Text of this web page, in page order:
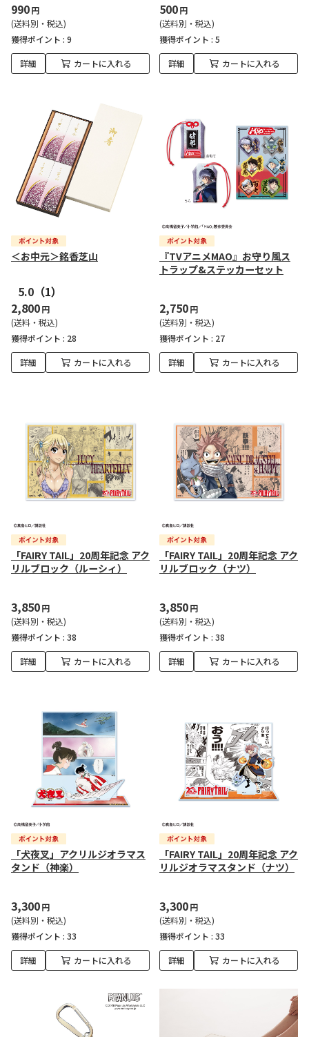
990円
(送料別・税込)
獲得ポイント : 9
詳細 カートに入れる
500円
(送料別・税込)
獲得ポイント : 5
詳細 カートに入れる
＜お中元＞銘香芝山
5.0 （1）
2,800円
(送料・税込)
獲得ポイント : 28
詳細 カートに入れる
『TVアニメMAO』お守り風ス
トラップ&ステッカーセット
2,750円
(送料別・税込)
獲得ポイント : 27
詳細 カートに入れる
「FAIRY TAIL」20周年記念 アク
リルブロック（ルーシィ）
3,850円
(送料別・税込)
獲得ポイント : 38
詳細 カートに入れる
「FAIRY TAIL」20周年記念 アク
リルブロック（ナツ）
3,850円
(送料別・税込)
獲得ポイント : 38
詳細 カートに入れる
「犬夜叉」アクリルジオラマス
タンド（神楽）
3,300円
(送料別・税込)
獲得ポイント : 33
詳細 カートに入れる
「FAIRY TAIL」20周年記念 アク
リルジオラマスタンド（ナツ）
3,300円
(送料別・税込)
獲得ポイント : 33
詳細 カートに入れる